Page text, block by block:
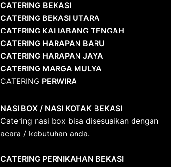
CATERING BEKASI
CATERING BEKASI UTARA
CATERING KALIABANG TENGAH
CATERING HARAPAN BARU
CATERING HARAPAN JAYA
CATERING MARGA MULYA
CATERING PERWIRA
NASI BOX / NASI KOTAK BEKASI
Catering nasi box bisa disesuaikan dengan
acara / kebutuhan anda.
CATERING PERNIKAHAN BEKASI